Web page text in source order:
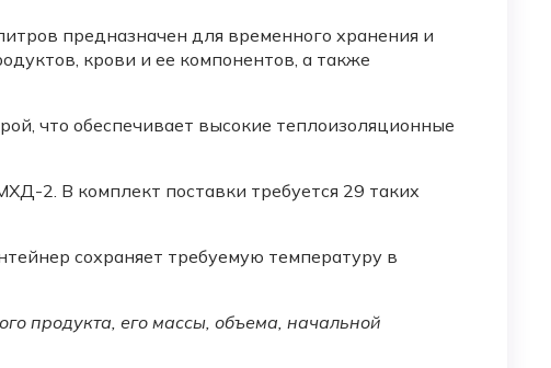
предназначен для временного хранения и
крови и ее компонентов, а также
что обеспечивает высокие теплоизоляционные
2. В комплект поставки требуется 29 таких
сохраняет требуемую температуру в
продукта, его массы, объема, начальной